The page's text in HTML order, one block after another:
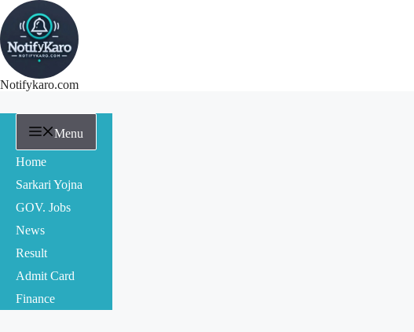
Notifykaro.com
Menu
Home
Sarkari Yojna
GOV. Jobs
News
Result
Admit Card
Finance